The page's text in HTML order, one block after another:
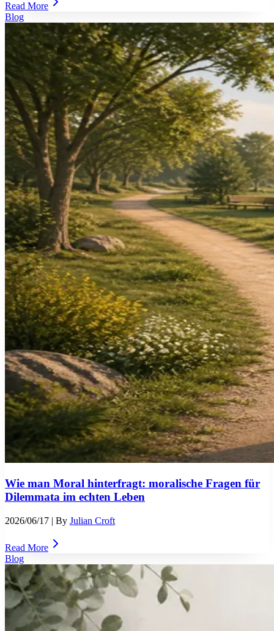
Read More
Blog
Wie man Moral hinterfragt: moralische Fragen für
Dilemmata im echten Leben
2026/06/17 | By Julian Croft
Read More
Blog